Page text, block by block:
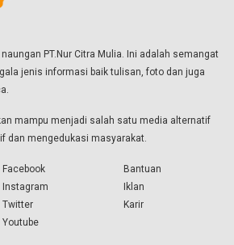
PT.Nur Citra Mulia. Ini adalah semangat
jenis informasi baik tulisan, foto dan juga
mampu menjadi salah satu media alternatif
dan mengedukasi masyarakat.
Facebook
Instagram
Twitter
Youtube
Bantuan
Iklan
Karir